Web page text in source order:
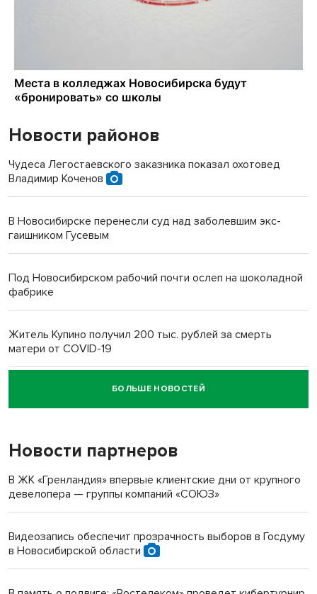
Новости районов
Чудеса Легостаевского заказника показал охотовед
Владимир Коченов
В Новосибирске перенесли суд над заболевшим экс-
гаишником Гусевым
Под Новосибирском рабочий почти ослеп на шоколадной
фабрике
Житель Купино получил 200 тыс. рублей за смерть
матери от COVID-19
Новосибирский суд наказал водителя за смерть
пенсионерки на вокзале
«Мы живём на пастбище!»: в новосибирском селе лошади
терроризируют жителей
Инвалид получил условный срок за избиение врачей
Новосибирский преподаватель с женой вошли в топ-16
БОЛЬШЕ НОВОСТЕЙ
Новости партнеров
В ЖК «Гренландия» впервые клиентские дни от крупного
девелопера — группы компаний «СОЮЗ»
Видеозапись обеспечит прозрачность выборов в Госдуму
в Новосибирской области